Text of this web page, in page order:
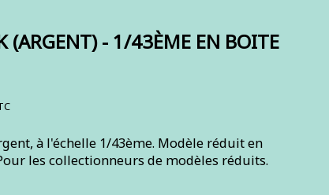
(ARGENT) - 1/43ÈME EN BOITE
à l'échelle 1/43ème. Modèle réduit en
les collectionneurs de modèles réduits.